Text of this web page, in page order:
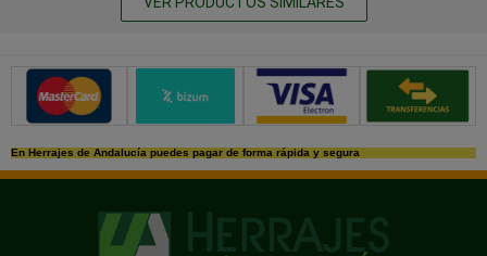
Métodos de pago seguros
En Herrajes de Andalucía puedes pagar de forma rápida y segura